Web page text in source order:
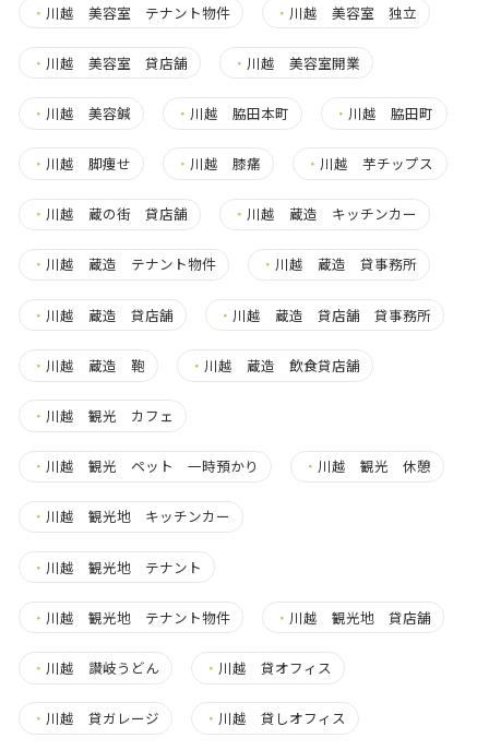
・ 川越 美容室 テナント物件 ・ 川越 美容室 独立
・ 川越 美容室 貸店舗 ・ 川越 美容室開業
・ 川越 美容鍼 ・ 川越 脇田本町 ・ 川越 脇田町
・ 川越 脚痩せ ・ 川越 膝痛 ・ 川越 芋チップス
・ 川越 蔵の街 貸店舗 ・ 川越 蔵造 キッチンカー
・ 川越 蔵造 テナント物件 ・ 川越 蔵造 貸事務所
・ 川越 蔵造 貸店舗 ・ 川越 蔵造 貸店舗 貸事務所
・ 川越 蔵造 鞄 ・ 川越 蔵造 飲食貸店舗
・ 川越 観光 カフェ
・ 川越 観光 ペット 一時預かり ・ 川越 観光 休憩
・ 川越 観光地 キッチンカー
・ 川越 観光地 テナント
・ 川越 観光地 テナント物件 ・ 川越 観光地 貸店舗
・ 川越 讃岐うどん ・ 川越 貸オフィス
・ 川越 貸ガレージ ・ 川越 貸しオフィス